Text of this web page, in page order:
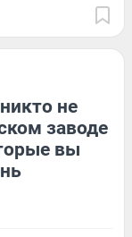
не
заводе
вы